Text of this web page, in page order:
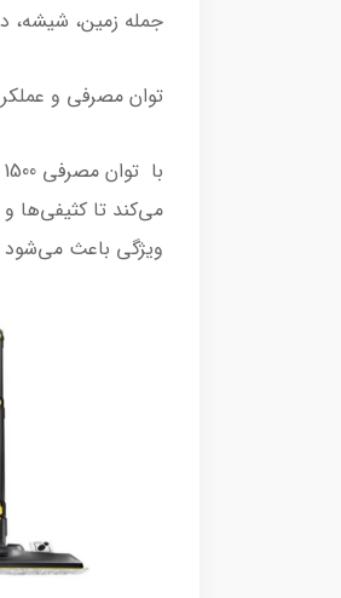
جمله زمین، شیشه،
توان مصرفی و
ویژگی باعث می‌شود